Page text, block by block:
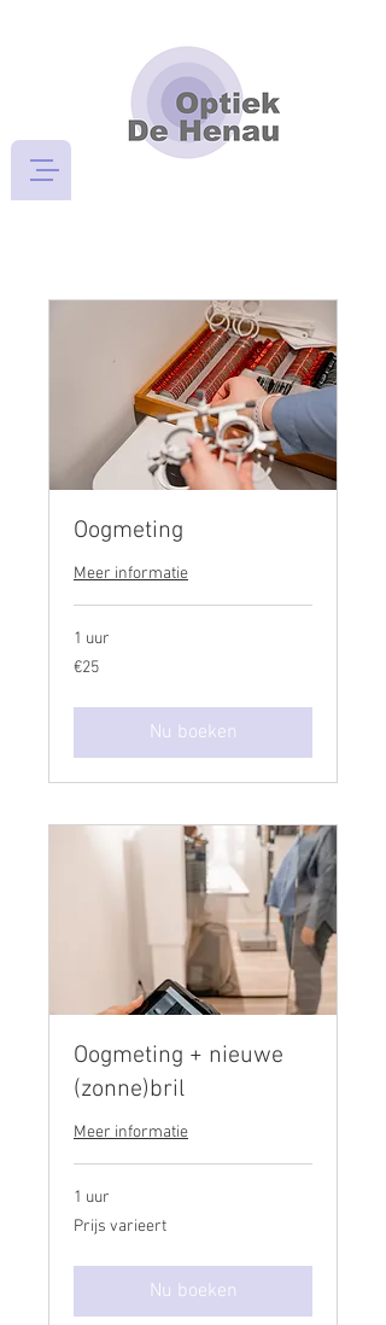
Oogmeting
Meer informatie
1 uur
€25
€25
Nu boeken
Oogmeting + nieuwe
(zonne)bril
Meer informatie
1 uur
Prijs
varieert
Prijs varieert
Nu boeken